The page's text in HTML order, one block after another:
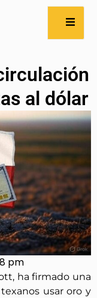
al dólar
pm
ha firmado una
usar oro y